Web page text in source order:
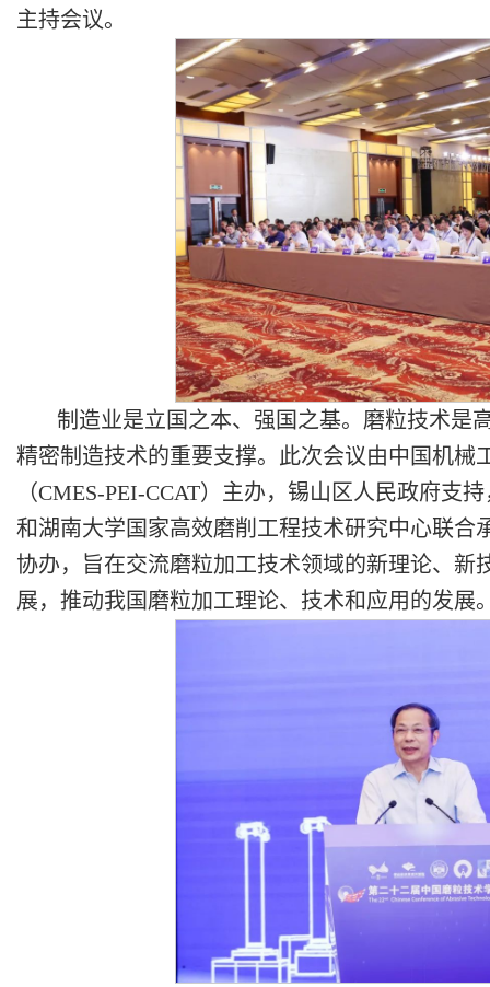
主持会议。
制造业是立国之本、强国之基。磨粒技术是
精密制造技术的重要支撑。此次会议由中国机械
（CMES-PEI-CCAT）主办，锡山区人民政府支
和湖南大学国家高效磨削工程技术研究中心联合
协办，旨在交流磨粒加工技术领域的新理论、新
展，推动我国磨粒加工理论、技术和应用的发展